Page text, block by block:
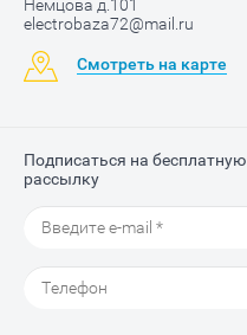
Немцова д.101
electrobaza72@mail.ru
Смотреть на карте
Подписаться на бесплатную
рассылку